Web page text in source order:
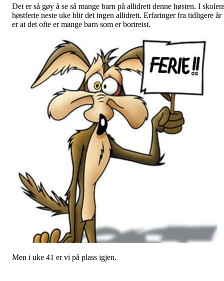
Det er så gøy å se så mange barn på allidrett denne høsten. I
høstferie neste uke blir det ingen allidrett. Erfaringer fra tidligere år
er at det ofte er mange barn som er bortreist.
Men i uke 41 er vi på plass igjen.